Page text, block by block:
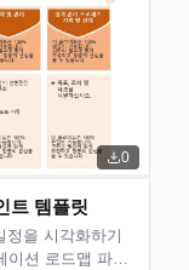
0
트 템플릿
을 시각화하기
이션 로드맵 파워